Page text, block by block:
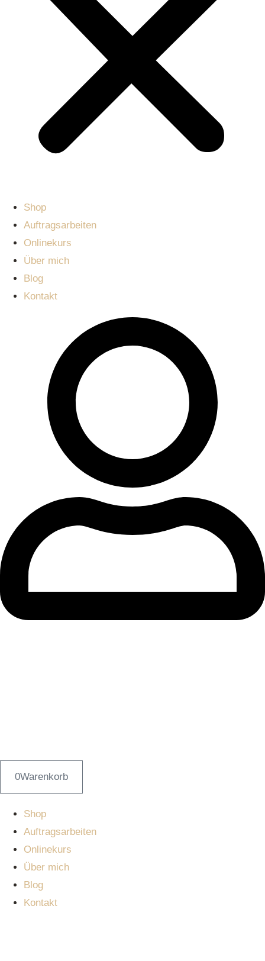
Shop
Auftragsarbeiten
Onlinekurs
Über mich
Blog
Kontakt
0Warenkorb
Shop
Auftragsarbeiten
Onlinekurs
Über mich
Blog
Kontakt